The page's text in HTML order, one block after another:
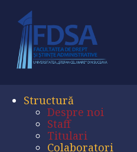
Structură
Despre noi
Staff
Titulari
Colaboratori